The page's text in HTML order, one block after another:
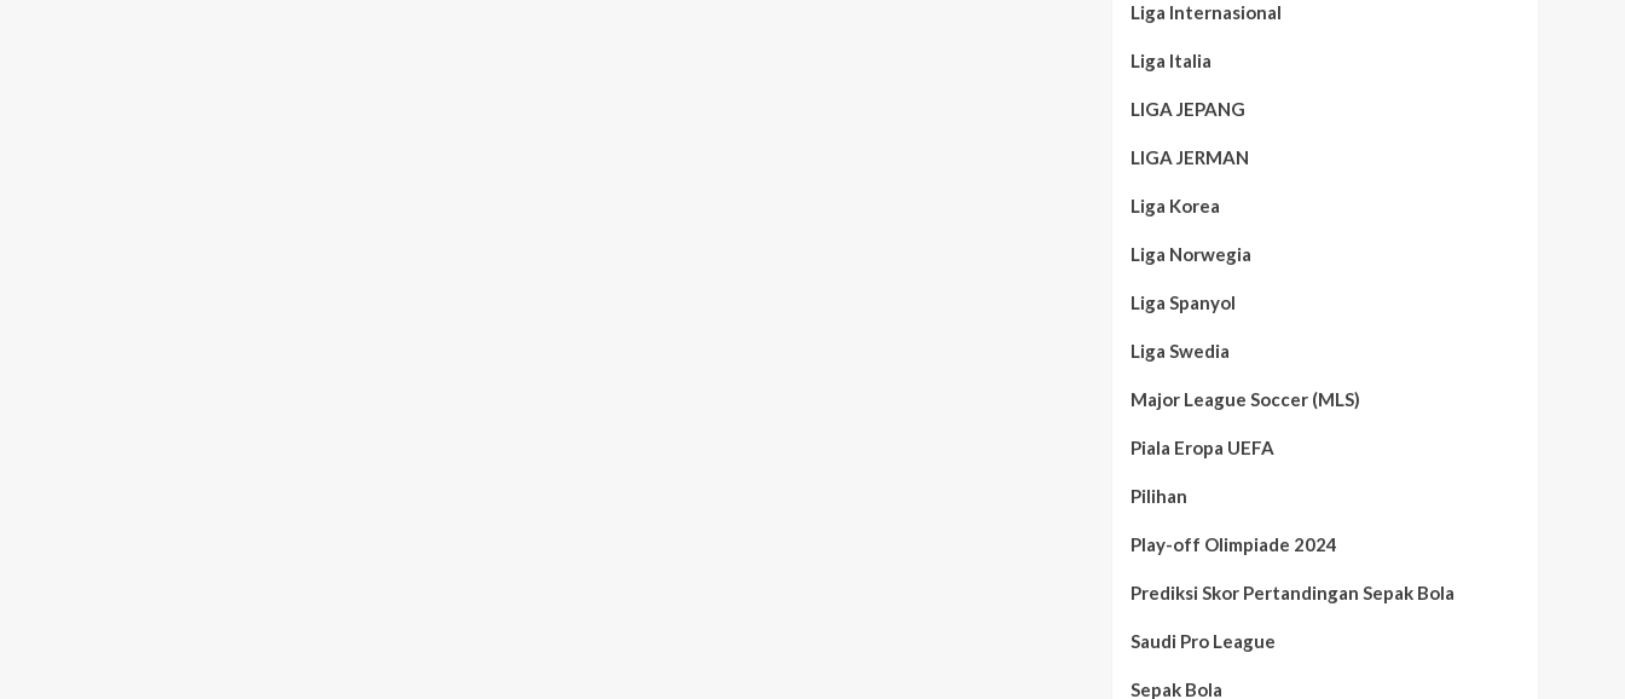
Liga Internasional
Liga Italia
LIGA JEPANG
LIGA JERMAN
Liga Korea
Liga Norwegia
Liga Spanyol
Liga Swedia
Major League Soccer (MLS)
Piala Eropa UEFA
Pilihan
Play-off Olimpiade 2024
Prediksi Skor Pertandingan Sepak Bola
Saudi Pro League
Sepak Bola